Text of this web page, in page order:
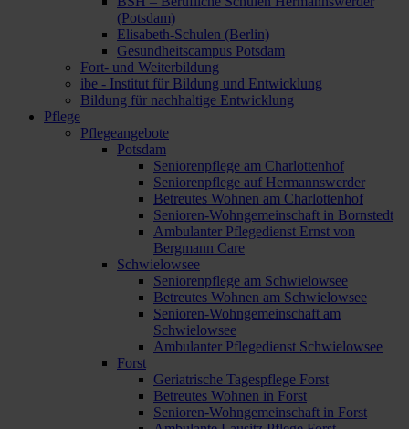
(Potsdam)
Elisabeth-Schulen (Berlin)
Gesundheitscampus Potsdam
Fort- und Weiterbildung
ibe - Institut für Bildung und Entwicklung
Bildung für nachhaltige Entwicklung
Pflege
Pflegeangebote
Potsdam
Seniorenpflege am Charlottenhof
Seniorenpflege auf Hermannswerder
Betreutes Wohnen am Charlottenhof
Senioren-Wohngemeinschaft in Bornstedt
Ambulanter Pflegedienst Ernst von
Bergmann Care
Schwielowsee
Seniorenpflege am Schwielowsee
Betreutes Wohnen am Schwielowsee
Senioren-Wohngemeinschaft am
Schwielowsee
Ambulanter Pflegedienst Schwielowsee
Forst
Geriatrische Tagespflege Forst
Betreutes Wohnen in Forst
Senioren-Wohngemeinschaft in Forst